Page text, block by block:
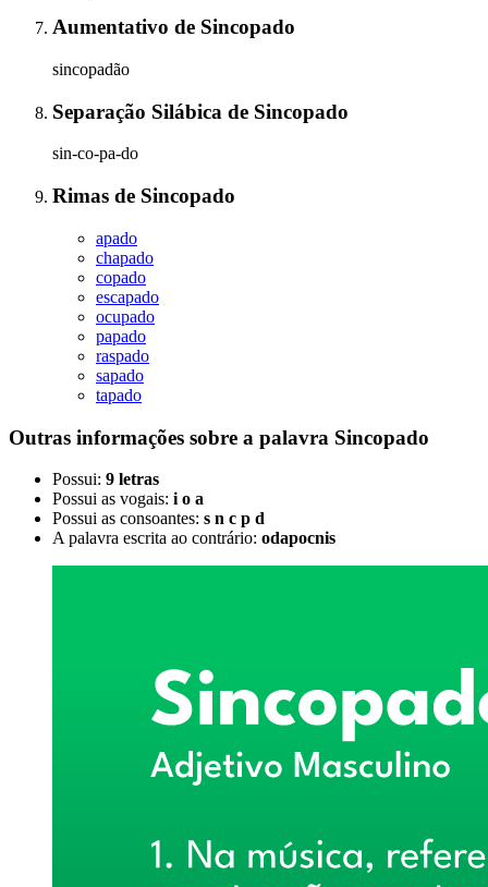
Aumentativo de Sincopado
sincopadão
Separação Silábica de Sincopado
sin-co-pa-do
Rimas de Sincopado
apado
chapado
copado
escapado
ocupado
papado
raspado
sapado
tapado
Outras informações sobre a palavra Sincopado
Possui: 9 letras
Possui as vogais: i o a
Possui as consoantes: s n c p d
A palavra escrita ao contrário: odapocnis